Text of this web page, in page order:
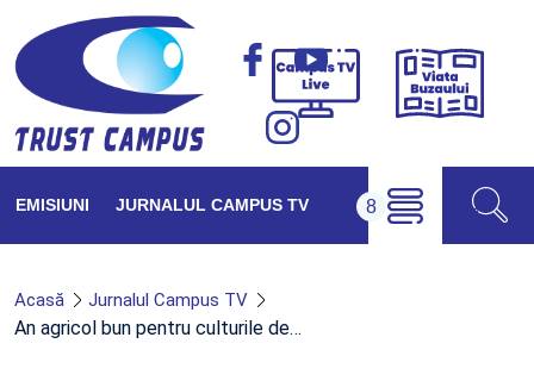
Campus
Viața
EMISIUNI JURNALUL CAMPUS TV
Acasă Jurnalul Campus TV
An agricol bun pentru culturile de…